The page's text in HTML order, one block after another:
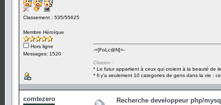
Classement : 535/55625
Membre Héroïque
Hors ligne
Messages: 1520
-=[FoLc@N]=-
Citation :
* Le futur appartient à ceux qui croient à la beauté de
* Il y'a seulement 10 categories de gens dans la vie :
comtezero Recherche developpeur php/